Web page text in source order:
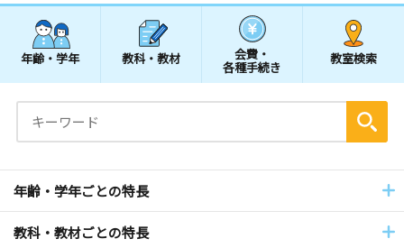
年齢・学年 教科・教材 会費・
各種手続き
教室検索
年齢・学年ごとの特長
教科・教材ごとの特長